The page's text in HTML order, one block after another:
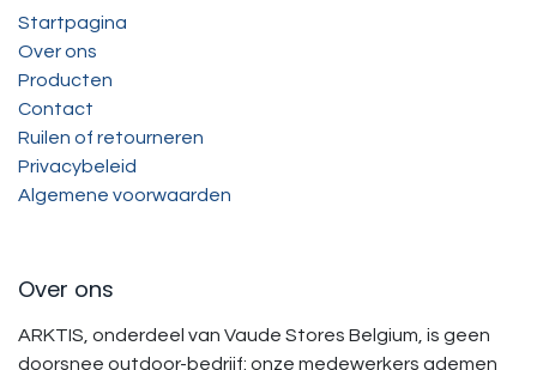
Startpagina
Over ons
Producten
Contact
Ruilen of retourneren
Privacybeleid
Algemene voorwaarden
Over ons
ARKTIS, onderdeel van Vaude Stores Belgium, is geen
doorsnee outdoor-bedrijf: onze medewerkers ademen